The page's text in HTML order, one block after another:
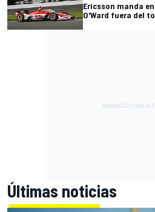
Ericsson manda
O'Ward fuera del
Últimas noticias